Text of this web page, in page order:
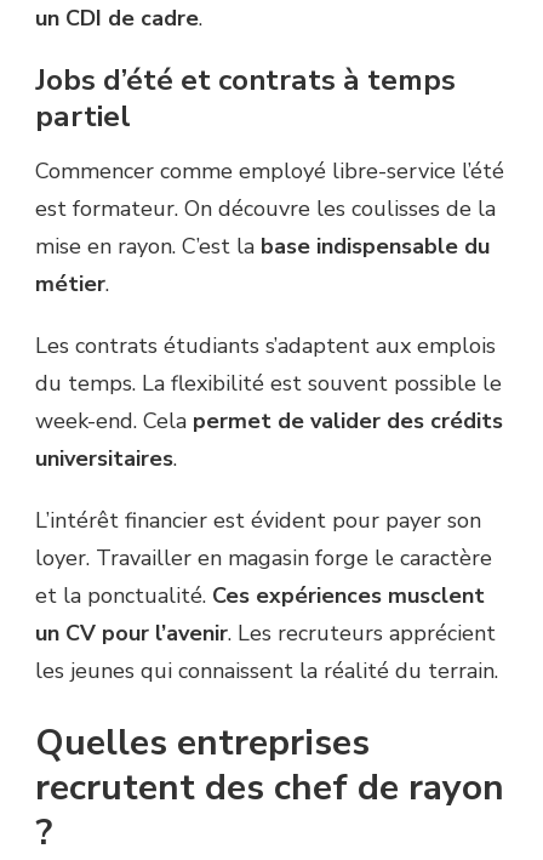
un CDI de cadre.
Jobs d’été et contrats à temps
partiel
Commencer comme employé libre-service l’été
est formateur. On découvre les coulisses de la
mise en rayon. C’est la base indispensable du
métier.
Les contrats étudiants s’adaptent aux emplois
du temps. La flexibilité est souvent possible le
week-end. Cela permet de valider des crédits
universitaires.
L’intérêt financier est évident pour payer son
loyer. Travailler en magasin forge le caractère
et la ponctualité. Ces expériences musclent
un CV pour l’avenir. Les recruteurs apprécient
les jeunes qui connaissent la réalité du terrain.
Quelles entreprises
recrutent des chef de rayon
?